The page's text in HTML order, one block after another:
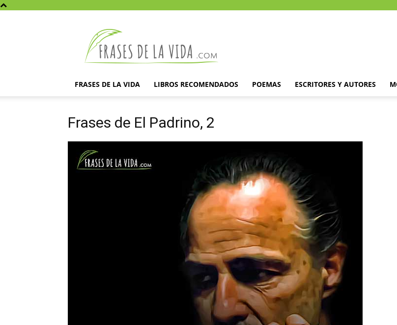
la
vida
FRASES DE LA VIDA LIBROS RECOMENDADOS POEMAS ESCRITORES Y AUTORES
Frases de El Padrino, 2